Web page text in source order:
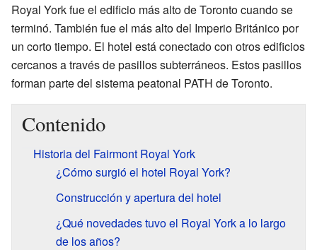
Royal York fue el edificio más alto de Toronto cuando se
terminó. También fue el más alto del Imperio Británico por
un corto tiempo. El hotel está conectado con otros edificios
cercanos a través de pasillos subterráneos. Estos pasillos
forman parte del sistema peatonal PATH de Toronto.
Contenido
Historia del Fairmont Royal York
¿Cómo surgió el hotel Royal York?
Construcción y apertura del hotel
¿Qué novedades tuvo el Royal York a lo largo
de los años?